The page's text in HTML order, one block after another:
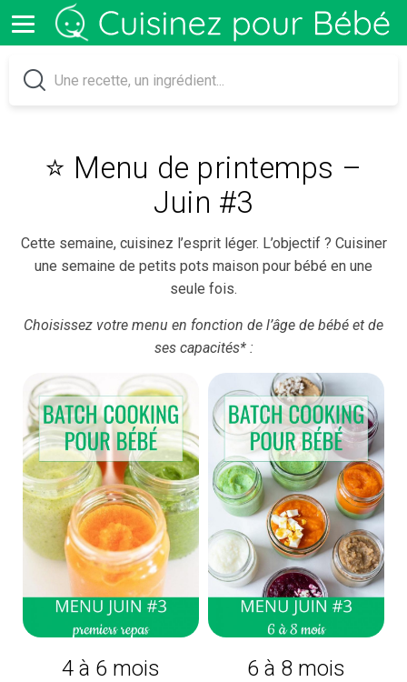
⭐️ Menu de printemps –
Juin #3
Cette semaine, cuisinez l’esprit léger. L’objectif ? Cuisiner
une semaine de petits pots maison pour bébé en une
seule fois.
Choisissez votre menu en fonction de l’âge de bébé et de
ses capacités* :
4 à 6 mois 6 à 8 mois